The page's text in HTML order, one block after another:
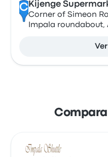
CKijenge
Corner of Simeon
Impala roundabout,